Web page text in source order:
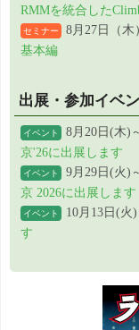
RMMを統合した
セミナー 8月27日（木
基本編
出展・参加イベ
イベント 8月20日(木)
京'26に出展します
イベント 9月29日(火)
京 2026に出展します
イベント 10月13日(火
す